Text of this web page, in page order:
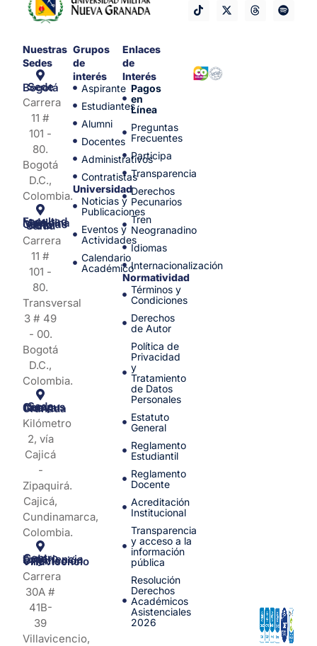
Nuestras
Sedes
Sede Bogotá
Carrera
11 #
101 -
80.
Bogotá
D.C.,
Colombia.
Facultad de Medicina y Ciencias de la Salud
Carrera
11 #
101 -
80.
Transversal
3 # 49
- 00.
Bogotá
D.C.,
Colombia.
Sede Campus Nueva Granada
Kilómetro
2, vía
Cajicá
-
Zipaquirá.
Cajicá,
Cundinamarca,
Colombia.
Centro de Experiencia y Orientación Villavicencio
Carrera
30A #
41B-
39
Villavicencio,
Grupos
de
interés
Aspirante
Estudiantes
Alumni
Docentes
Administrativos
Contratistas
Universidad
Noticias y
Publicaciones
Eventos y
Actividades
Calendario
Académico
Enlaces
de
Interés
Pagos
en
Línea
Preguntas
Frecuentes
Participa
Transparencia
Derechos
Pecunarios
Tren
Neogranadino
Idiomas
Internacionalización
Normatividad
Términos y
Condiciones
Derechos
de Autor
Política de
Privacidad
y
Tratamiento
de Datos
Personales
Estatuto
General
Reglamento
Estudiantil
Reglamento
Docente
Acreditación
Institucional
Transparencia
y acceso a la
información
pública
Resolución
Derechos
Académicos
Asistenciales
2026